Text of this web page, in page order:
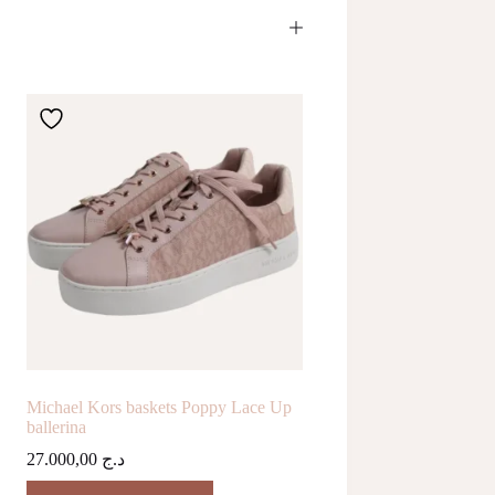
Michael Kors baskets Poppy Lace Up
ballerina
د.ج 27.000,00